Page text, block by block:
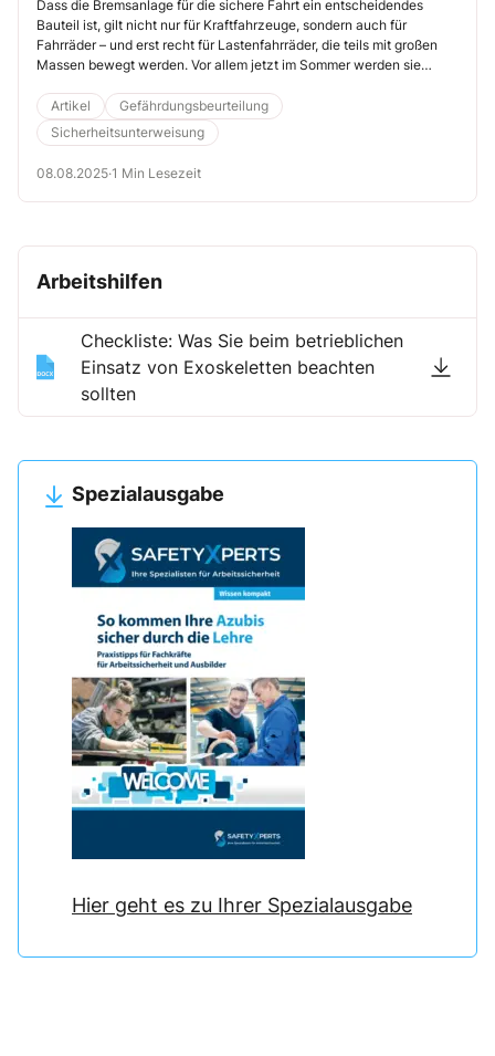
sorgt für hohen Verschleiß
Dass die Bremsanlage für die sichere Fahrt ein entscheidendes
Bauteil ist, gilt nicht nur für Kraftfahrzeuge, sondern auch für
Fahrräder – und erst recht für Lastenfahrräder, die teils mit großen
Massen bewegt werden. Vor allem jetzt im Sommer werden sie
Wichtig ist gerade bei häufigen Fahrten mit voller Beladung das
Thema Verschleiß und Wartung der Bremsen. Darauf weist die
DEKRA hin.
Artikel
Gefährdungsbeurteilung
Sicherheitsunterweisung
08.08.2025·1 Min Lesezeit
Arbeitshilfen
Checkliste: Was Sie beim betrieblichen
Einsatz von Exoskeletten beachten
sollten
Spezialausgabe
Hier geht es zu Ihrer Spezialausgabe